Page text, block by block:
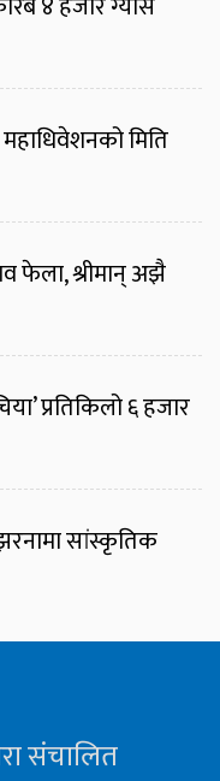
मिति
फेला, श्रीमान् अझै
प्रतिकिलो ६ हजार
सांस्कृतिक
संचालित